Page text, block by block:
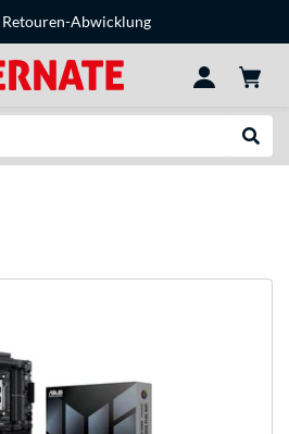
Retouren-Abwicklung